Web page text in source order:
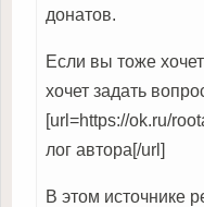
донатов.
Если вы тоже
хочет задать
[url=https://ok.ru/
лог автора[/url]
В этом источнике